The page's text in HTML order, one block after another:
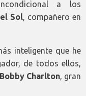
a los
Sol, compañero en
inteligente que he
de todos ellos,
Bobby Charlton, gran